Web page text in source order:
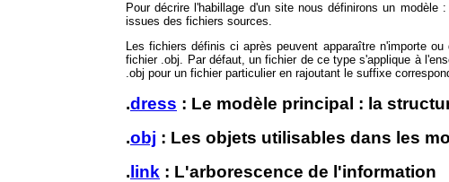
Pour décrire l'habillage d'un site nous définirons un
issues des fichiers sources.
Les fichiers définis ci après peuvent apparaître n'importe
fichier .obj. Par défaut, un fichier de ce type s'applique à
.obj pour un fichier particulier en rajoutant le suffixe
.dress : Le modèle principal : la
.obj : Les objets utilisables dans les
. link : L'arborescence de l'information